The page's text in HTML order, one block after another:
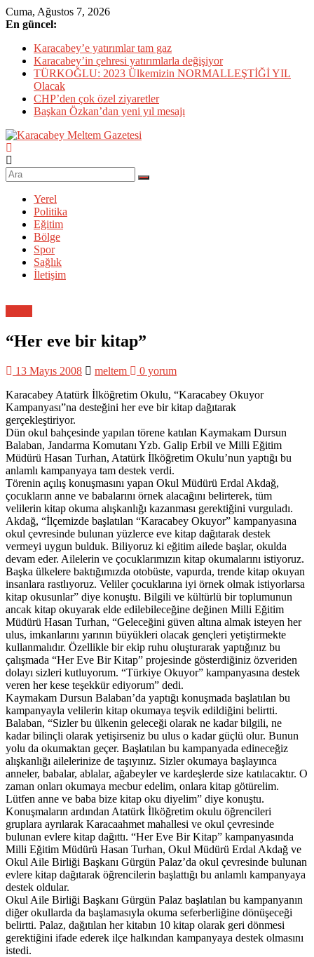
Skip
to
Cuma, Ağustos 7, 2026
En güncel:
Karacabey’e yatırımlar tam gaz
Karacabey’in çehresi yatırımlarla değişiyor
TÜRKOĞLU: 2023 Ülkemizin NORMALLEŞTİĞİ YIL
Olacak
CHP’den çok özel ziyaretler
Başkan Özkan’dan yeni yıl mesajı
Karacabey
Meltem
Gazetesi
Karacabey'in
kulağı,
Yerel
Politika
Eğitim
Bölge
Spor
Sağlık
İletişim
“Her eve bir kitap”
13 Mayıs 2008 meltem
0 yorum
Karacabey Atatürk İlköğretim Okulu, “Karacabey Okuyor
Kampanyası”na desteğini her eve bir kitap dağıtarak
gerçekleştiriyor.
Dün okul bahçesinde yapılan törene katılan Kaymakam Dursun
Balaban, Jandarma Komutanı Yzb. Galip Erbil ve Milli Eğitim
Müdürü Hasan Turhan, Atatürk İlköğretim Okulu’nun yaptığı bu
anlamlı kampanyaya tam destek verdi.
Törenin açılış konuşmasını yapan Okul Müdürü Erdal Akdağ,
çocukların anne ve babalarını örnek alacağını belirterek, tüm
velilerin kitap okuma alışkanlığı kazanması gerektiğini vurguladı.
Akdağ, “İlçemizde başlatılan “Karacabey Okuyor” kampanyasına
okul çevresinde bulunan yüzlerce eve kitap dağıtarak destek
vermeyi uygun bulduk. Biliyoruz ki eğitim ailede başlar, okulda
devam eder. Ailelerin ve çocuklarımızın kitap okumalarını istiyoruz.
Başka ülkelere baktığımızda otobüste, vapurda, trende kitap okuyan
insanlara rastlıyoruz. Veliler çocuklarına iyi örnek olmak istiyorlarsa
kitap okusunlar” diye konuştu. Bilgili ve kültürlü bir toplumunun
ancak kitap okuyarak elde edilebileceğine değinen Milli Eğitim
Müdürü Hasan Turhan, “Geleceğini güven altına almak isteyen her
ulus, imkanlarını yarının büyükleri olacak gençleri yetiştirmekte
kullanmalıdır. Özellikle bir ekip ruhu oluşturarak yaptığınız bu
çalışmada “Her Eve Bir Kitap” projesinde gösterdiğiniz özveriden
dolayı sizleri kutluyorum. “Türkiye Okuyor” kampanyasına destek
veren her kese teşekkür ediyorum” dedi.
Kaymakam Dursun Balaban’da yaptığı konuşmada başlatılan bu
kampanyayla velilerin kitap okumaya teşvik edildiğini belirtti.
Balaban, “Sizler bu ülkenin geleceği olarak ne kadar bilgili, ne
kadar bilinçli olarak yetişirseniz bu ulus o kadar güçlü olur. Bunun
yolu da okumaktan geçer. Başlatılan bu kampanyada edineceğiz
alışkanlığı ailelerinize de taşıyınız. Sizler okumaya başlayınca
anneler, babalar, ablalar, ağabeyler ve kardeşlerde size katılacaktır. O
zaman onları okumaya mecbur edelim, onlara kitap götürelim.
Lütfen anne ve baba bize kitap oku diyelim” diye konuştu.
Konuşmaların ardından Atatürk İlköğretim okulu öğrencileri
gruplara ayrılarak Karacaahmet mahallesi ve okul çevresinde
bulunan evlere kitap dağıttı. “Her Eve Bir Kitap” kampanyasında
Milli Eğitim Müdürü Hasan Turhan, Okul Müdürü Erdal Akdağ ve
Okul Aile Birliği Başkanı Gürgün Palaz’da okul çevresinde bulunan
evlere kitap dağıtarak öğrencilerin başlattığı bu anlamlı kampanyaya
destek oldular.
Okul Aile Birliği Başkanı Gürgün Palaz başlatılan bu kampanyanın
diğer okullarda da başlamasıyla okuma seferberliğine dönüşeceği
belirtti. Palaz, dağıtılan her kitabın 10 kitap olarak geri dönmesi
gerektiğini ifade ederek ilçe halkından kampanyaya destek olmasını
istedi.